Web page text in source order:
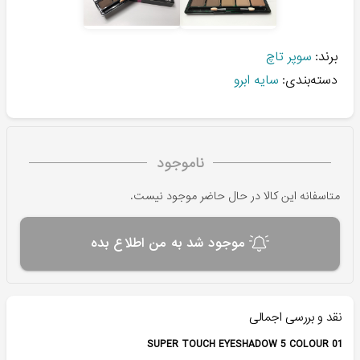
برند: سوپر تاچ
دسته‌بندی: سایه ابرو
ناموجود
متاسفانه این کالا در حال حاضر موجود نیست.
موجود شد به من اطلاع بده
نقد و بررسی اجمالی
SUPER TOUCH EYESHADOW 5 COLOUR 01